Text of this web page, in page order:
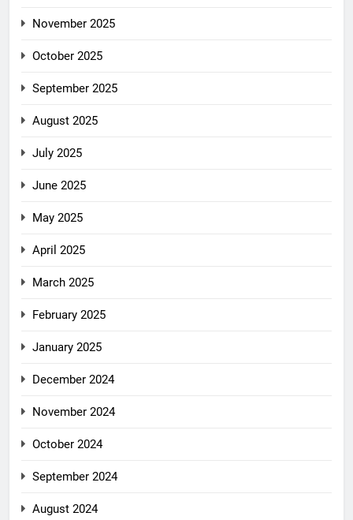
November 2025
October 2025
September 2025
August 2025
July 2025
June 2025
May 2025
April 2025
March 2025
February 2025
January 2025
December 2024
November 2024
October 2024
September 2024
August 2024